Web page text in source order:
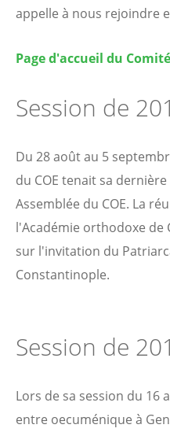
appelle à nous rejoindre
Page d'accueil du
Session de
Du 28 août au 5
du COE tenait sa
Assemblée du COE. La
l'Académie orthodoxe de
sur l'invitation du
Constantinople.
Session de
Lors de sa session du 16
entre oecuménique à